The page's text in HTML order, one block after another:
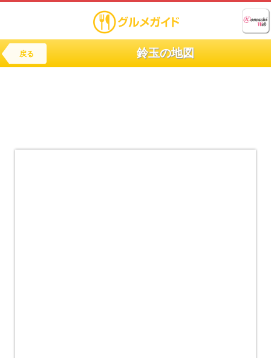
戻る 鈴玉の地図